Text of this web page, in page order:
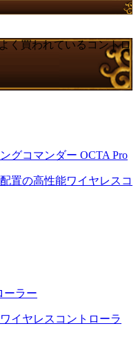
く買われているコントロ
グコマンダー OCTA Pro
置の高性能ワイヤレスコ
ーラー
イヤレスコントローラ